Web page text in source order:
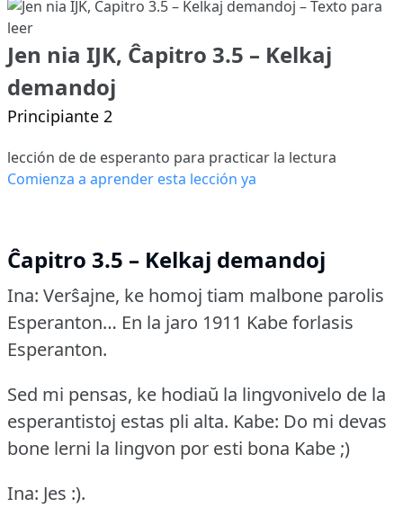
Jen nia IJK, Ĉapitro 3.5 – Kelkaj
demandoj
Principiante 2
lección de de esperanto para practicar la lectura
Comienza a aprender esta lección ya
Ĉapitro 3.5 – Kelkaj demandoj
Ina: Verŝajne, ke homoj tiam malbone parolis
Esperanton… En la jaro 1911 Kabe forlasis
Esperanton.
Sed mi pensas, ke hodiaŭ la lingvonivelo de la
esperantistoj estas pli alta. Kabe: Do mi devas
bone lerni la lingvon por esti bona Kabe ;)
Ina: Jes :).